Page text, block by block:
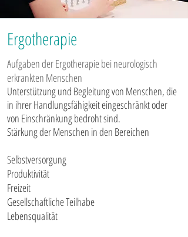
Ergotherapie
Aufgaben der Ergotherapie bei neurologisch
erkrankten Menschen
Unterstützung und Begleitung von Menschen, die
in ihrer Handlungsfähigkeit eingeschränkt oder
von Einschränkung bedroht sind.
Stärkung der Menschen in den Bereichen
Selbstversorgung
Produktivität
Freizeit
Gesellschaftliche Teilhabe
Lebensqualität